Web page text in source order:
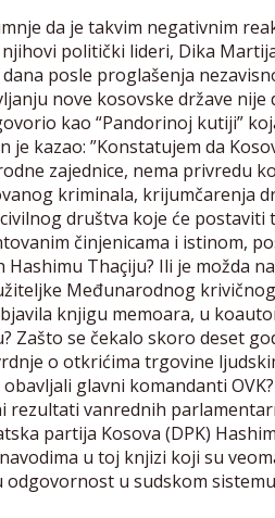
da je takvim negativnim
politički lideri, Dika
posle proglašenja
nove kosovske države
kao “Pandorinoj kutiji”
je kazao: ”Konstatujem da
zajednice, nema privredu
kriminala, krijumčarenja
društva koje će postaviti
činjenicama i istinom,
Hashimu Thaçiju? Ili je možda
Međunarodnog krivičnog
knjigu memoara, u
Zašto se čekalo skoro deset
o otkrićima trgovine
glavni komandanti
rezultati vanrednih
partija Kosova (DPK)
u toj knjizi koji su
odgovornost u sudskom